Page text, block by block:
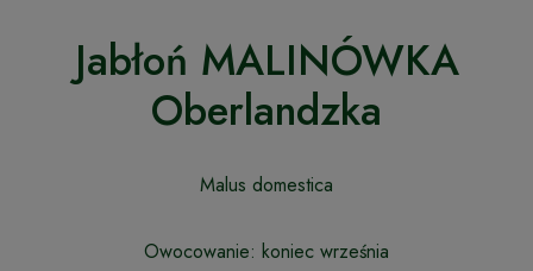
Jabłoń MALINÓWKA
Oberlandzka
Malus domestica
Owocowanie: koniec września